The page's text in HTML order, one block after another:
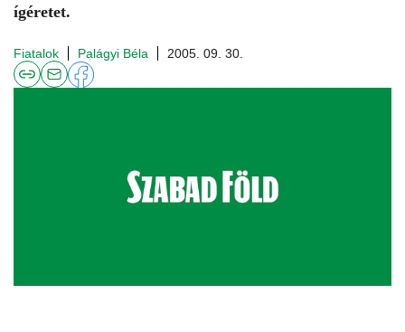
ígéretet.
Fiatalok Palágyi Béla 2005. 09. 30.